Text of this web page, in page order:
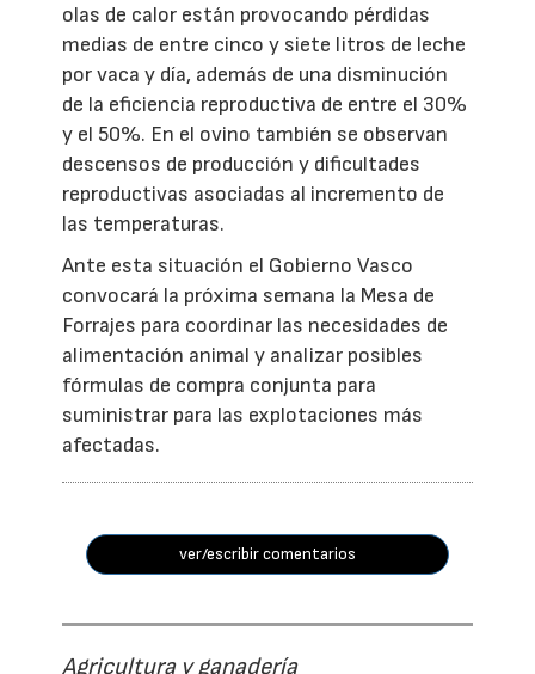
olas de calor están provocando pérdidas
medias de entre cinco y siete litros de leche
por vaca y día, además de una disminución
de la eficiencia reproductiva de entre el 30%
y el 50%. En el ovino también se observan
descensos de producción y dificultades
reproductivas asociadas al incremento de
las temperaturas.
Ante esta situación el Gobierno Vasco
convocará la próxima semana la Mesa de
Forrajes para coordinar las necesidades de
alimentación animal y analizar posibles
fórmulas de compra conjunta para
suministrar para las explotaciones más
afectadas.
ver/escribir comentarios
Agricultura y ganadería